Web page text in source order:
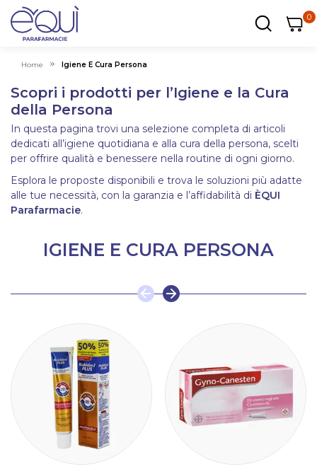
00
Home Igiene E Cura Persona
Scopri i prodotti per l’Igiene e la Cura
della Persona
In questa pagina trovi una selezione completa di articoli
dedicati all’igiene quotidiana e alla cura della persona, scelti
per offrire qualità e benessere nella routine di ogni giorno.
Esplora le proposte disponibili e trova le soluzioni più adatte
alle tue necessità, con la garanzia e l’affidabilità di ÈQUI
Parafarmacie.
IGIENE E CURA PERSONA